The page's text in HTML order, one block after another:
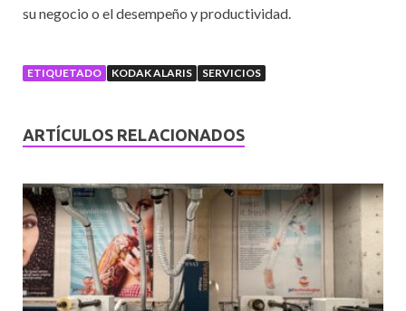
su negocio o el desempeño y productividad.
ETIQUETADO KODAK ALARIS SERVICIOS
ARTÍCULOS RELACIONADOS